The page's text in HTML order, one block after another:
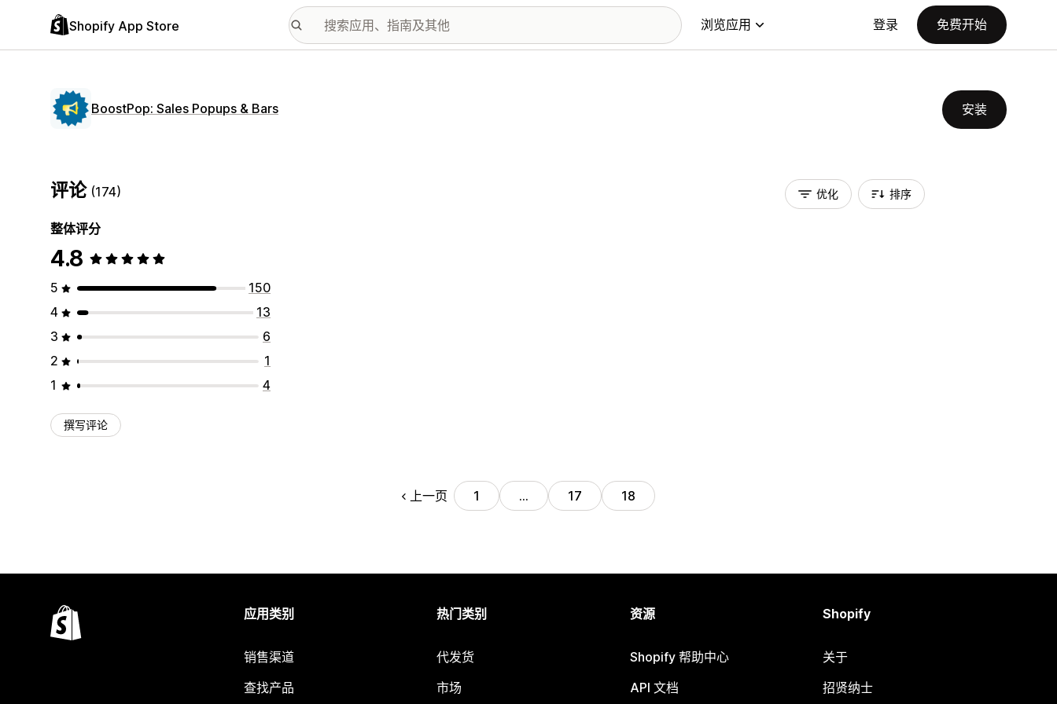
Shopify App Store 浏览应用 登录 免费开始
BoostPop: Sales Popups & Bars 安装
评论 (174)
整体评分
4.8
5
150
4
13
3
6
2
1
1
4
撰写评论
优化 排序
上一页 1 … 17 18
应用类别
销售渠道
查找产品
热门类别
代发货
市场
资源
Shopify 帮助中心
API 文档
Shopify
关于
招贤纳士